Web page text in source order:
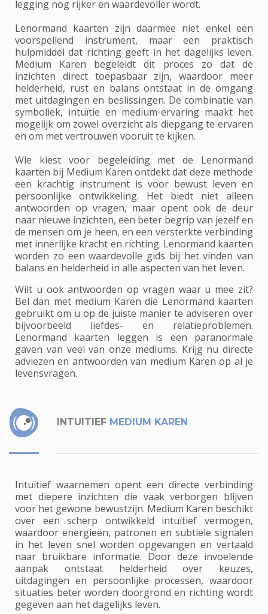
legging nog rijker en waardevoller wordt.
Lenormand kaarten zijn daarmee niet enkel een
voorspellend instrument, maar een praktisch
hulpmiddel dat richting geeft in het dagelijks leven.
Medium Karen begeleidt dit proces zo dat de
inzichten direct toepasbaar zijn, waardoor meer
helderheid, rust en balans ontstaat in de omgang
met uitdagingen en beslissingen. De combinatie van
symboliek, intuïtie en medium-ervaring maakt het
mogelijk om zowel overzicht als diepgang te ervaren
en om met vertrouwen vooruit te kijken.
Wie kiest voor begeleiding met de Lenormand
kaarten bij Medium Karen ontdekt dat deze methode
een krachtig instrument is voor bewust leven en
persoonlijke ontwikkeling. Het biedt niet alleen
antwoorden op vragen, maar opent ook de deur
naar nieuwe inzichten, een beter begrip van jezelf en
de mensen om je heen, en een versterkte verbinding
met innerlijke kracht en richting. Lenormand kaarten
worden zo een waardevolle gids bij het vinden van
balans en helderheid in alle aspecten van het leven.
Wilt u ook antwoorden op vragen waar u mee zit?
Bel dan met medium Karen die Lenormand kaarten
gebruikt om u op de juiste manier te adviseren over
bijvoorbeeld liefdes- en relatieproblemen.
Lenormand kaarten leggen is een paranormale
gaven van veel van onze mediums. Krijg nu directe
adviezen en antwoorden van medium Karen op al je
levensvragen.
INTUITIEF MEDIUM KAREN
Intuïtief waarnemen opent een directe verbinding
met diepere inzichten die vaak verborgen blijven
voor het gewone bewustzijn. Medium Karen beschikt
over een scherp ontwikkeld intuïtief vermogen,
waardoor energieën, patronen en subtiele signalen
in het leven snel worden opgevangen en vertaald
naar bruikbare informatie. Door deze invoelende
aanpak ontstaat helderheid over keuzes,
uitdagingen en persoonlijke processen, waardoor
situaties beter worden doorgrond en richting wordt
gegeven aan het dagelijks leven.